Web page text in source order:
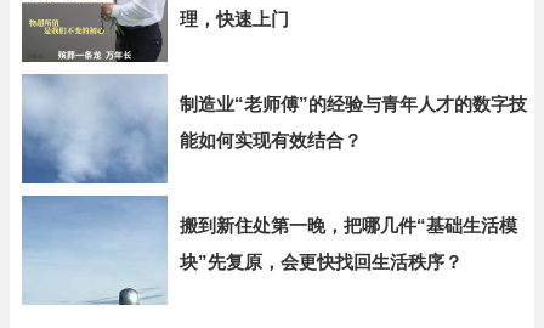
理，快速上门
制造业“老师傅”的经验与青年人才的数字技
能如何实现有效结合？
搬到新住处第一晚，把哪几件“基础生活模
块”先复原，会更快找回生活秩序？